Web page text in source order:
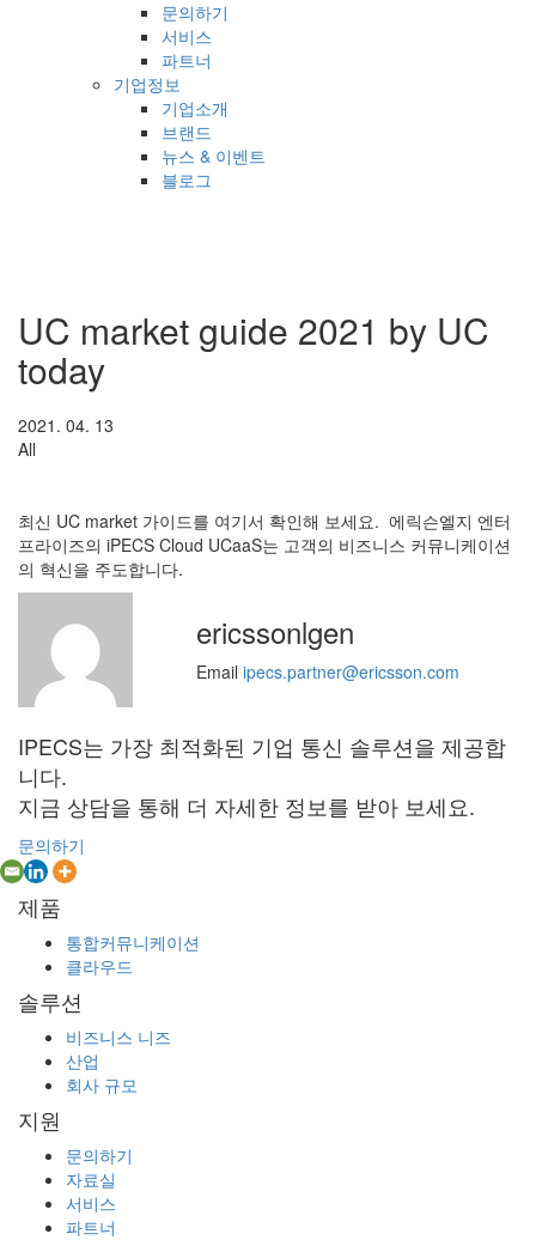
문의하기
서비스
파트너
기업정보
기업소개
브랜드
뉴스 & 이벤트
블로그
UC market guide 2021 by UC
today
2021. 04. 13
All
최신 UC market 가이드를 여기서 확인해 보세요. 에릭슨엘지 엔터
프라이즈의 iPECS Cloud UCaaS는 고객의 비즈니스 커뮤니케이션
의 혁신을 주도합니다.
ericssonlgen
Emailipecs.partner@ericsson.com
IPECS는 가장 최적화된 기업 통신 솔루션을 제공합
니다.
지금 상담을 통해 더 자세한 정보를 받아 보세요.
문의하기
제품
통합커뮤니케이션
클라우드
솔루션
비즈니스 니즈
산업
회사 규모
지원
문의하기
자료실
서비스
파트너